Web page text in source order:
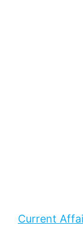
Current